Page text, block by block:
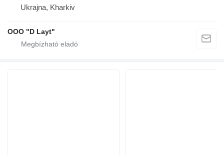
Ukrajna, Kharkiv
OOO "D Layt"